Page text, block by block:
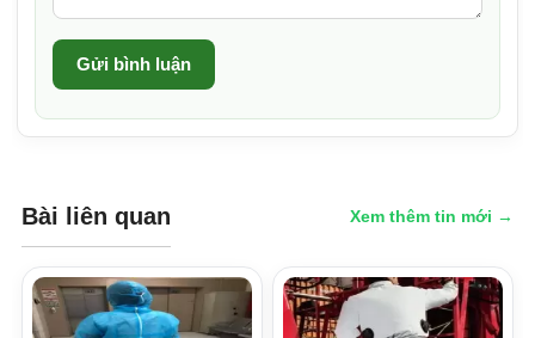
Gửi bình luận
Bài liên quan Xem thêm tin mới →